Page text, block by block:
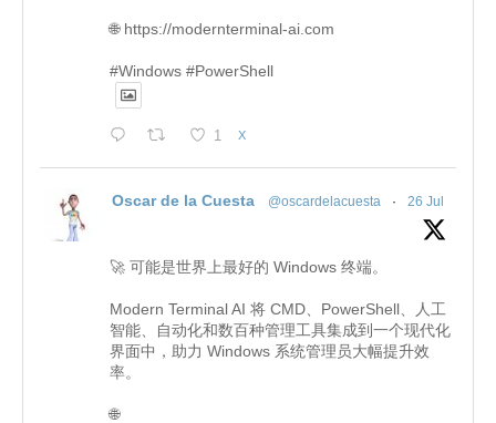
🌐 https://modernterminal-ai.com
#Windows #PowerShell
1 X
Oscar de la Cuesta @oscardelacuesta · 26 Jul
🚀 可能是世界上最好的 Windows 终端。
Modern Terminal AI 将 CMD、PowerShell、人工
智能、自动化和数百种管理工具集成到一个现代化
界面中，助力 Windows 系统管理员大幅提升效
率。
🌐